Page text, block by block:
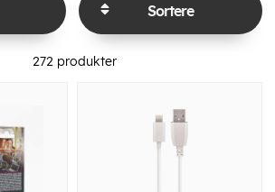
Sortere
272produkter